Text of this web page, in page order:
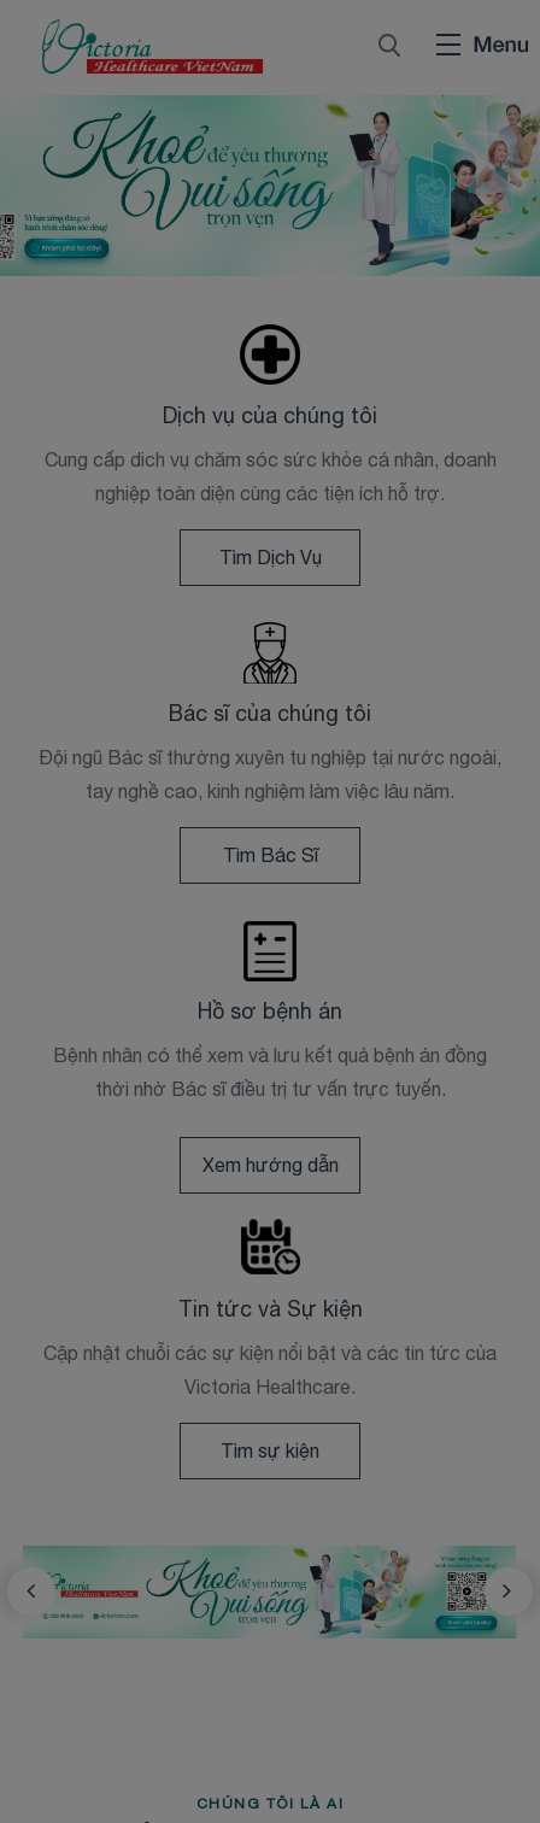
Dịch vụ của chúng tôi
Cung cấp dich vụ chăm sóc sức khỏe cá nhân, doanh
nghiệp toàn diện cùng các tiện ích hỗ trợ.
Tìm Dịch Vụ
Bác sĩ của chúng tôi
Đội ngũ Bác sĩ thường xuyên tu nghiệp tại nước ngoài,
tay nghề cao, kinh nghiệm làm việc lâu năm.
Tìm Bác Sĩ
Hồ sơ bệnh án
Bệnh nhân có thể xem và lưu kết quả bệnh án đồng
thời nhờ Bác sĩ điều trị tư vấn trực tuyến.
Xem hướng dẫn
Tin tức và Sự kiện
Cập nhật chuỗi các sự kiện nổi bật và các tin tức của
Victoria Healthcare.
Tìm sự kiện
CHÚNG TÔI LÀ AI